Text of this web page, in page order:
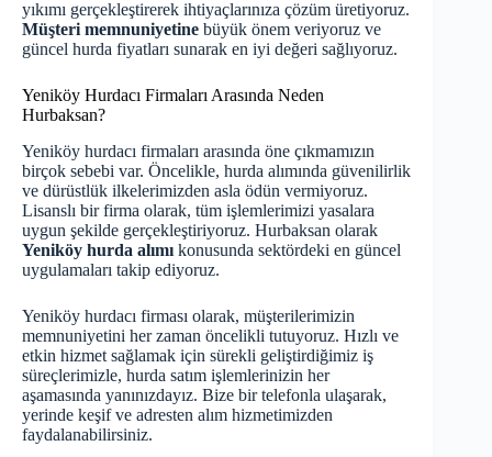
yıkımı gerçekleştirerek ihtiyaçlarınıza çözüm üretiyoruz.
Müşteri memnuniyetine büyük önem veriyoruz ve
güncel hurda fiyatları sunarak en iyi değeri sağlıyoruz.
Yeniköy Hurdacı Firmaları Arasında Neden
Hurbaksan?
Yeniköy hurdacı firmaları arasında öne çıkmamızın
birçok sebebi var. Öncelikle, hurda alımında güvenilirlik
ve dürüstlük ilkelerimizden asla ödün vermiyoruz.
Lisanslı bir firma olarak, tüm işlemlerimizi yasalara
uygun şekilde gerçekleştiriyoruz. Hurbaksan olarak
Yeniköy hurda alımı konusunda sektördeki en güncel
uygulamaları takip ediyoruz.
Yeniköy hurdacı firması olarak, müşterilerimizin
memnuniyetini her zaman öncelikli tutuyoruz. Hızlı ve
etkin hizmet sağlamak için sürekli geliştirdiğimiz iş
süreçlerimizle, hurda satım işlemlerinizin her
aşamasında yanınızdayız. Bize bir telefonla ulaşarak,
yerinde keşif ve adresten alım hizmetimizden
faydalanabilirsiniz.